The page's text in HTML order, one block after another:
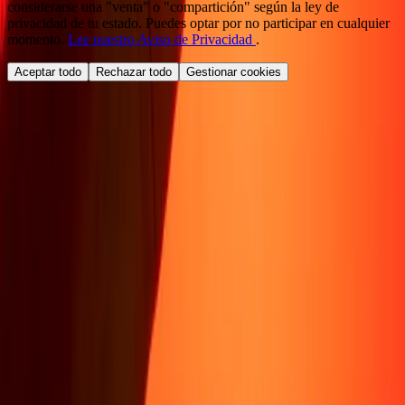
considerarse una "venta" o "compartición" según la ley de
privacidad de tu estado. Puedes optar por no participar en cualquier
momento. Lee nuestro Aviso de Privacidad .
Aceptar todo Rechazar todo Gestionar cookies